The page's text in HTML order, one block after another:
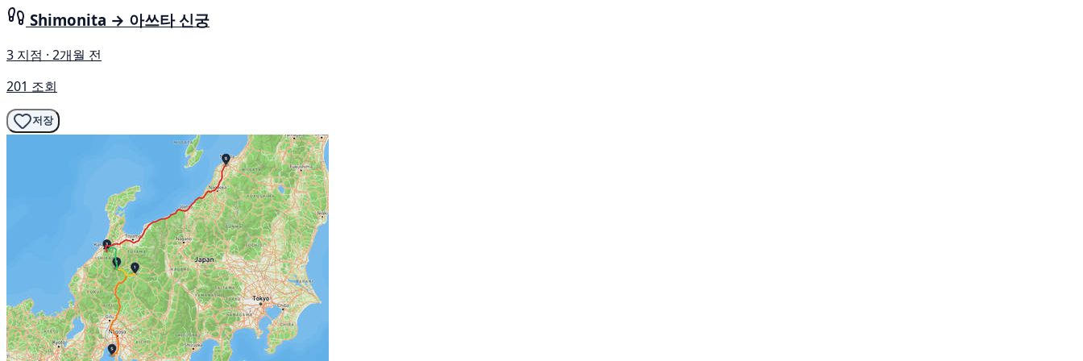
Shimonita → 아쓰타 신궁
3 지점 · 2개월 전
201 조회
저장